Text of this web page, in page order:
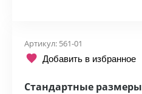
Артикул: 561-01
Добавить в избранное
Стандартные размеры